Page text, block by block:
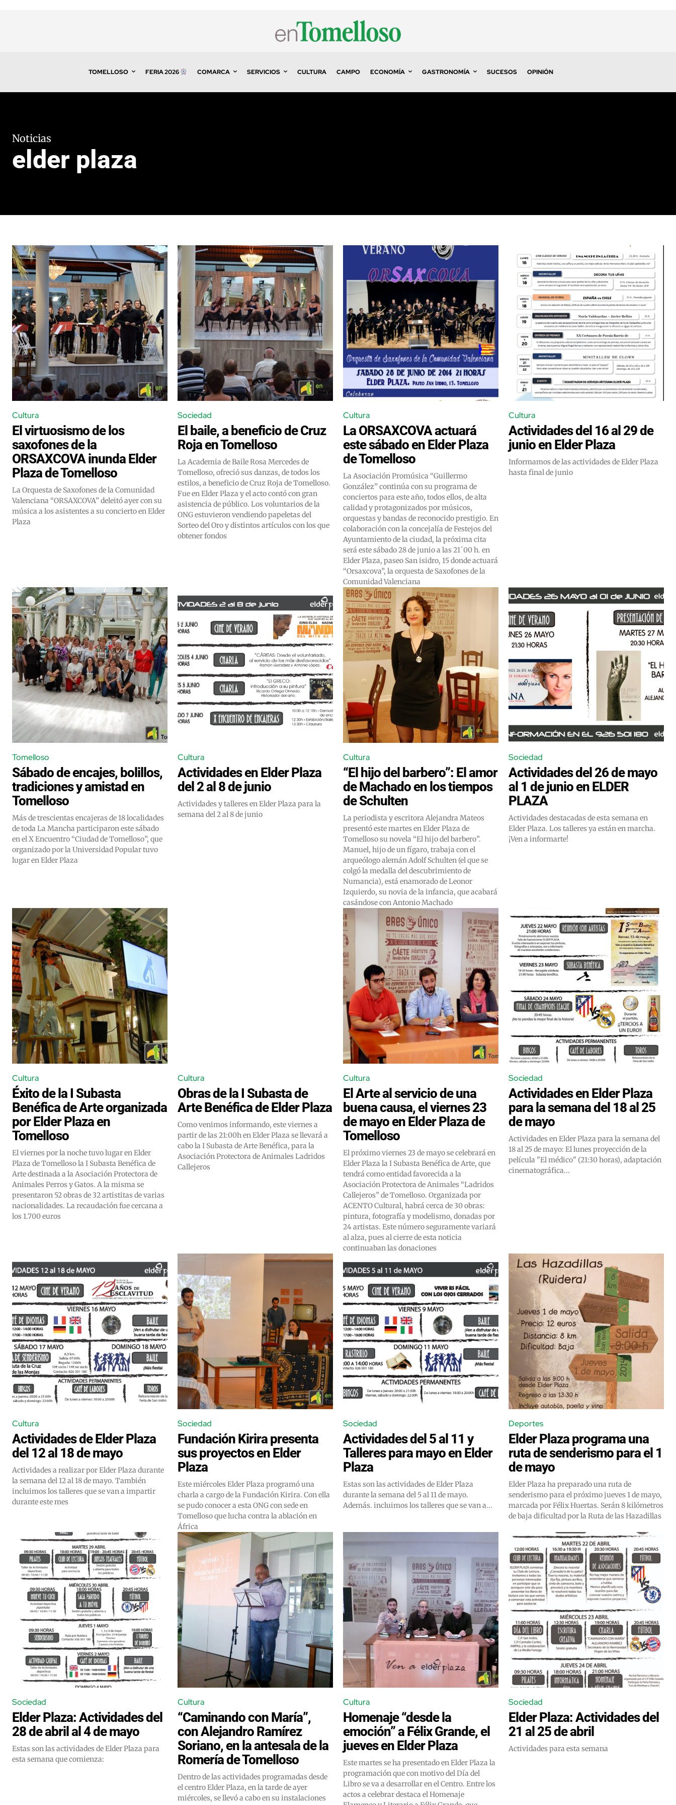
TOMELLOSO FERIA 2026 COMARCA SERVICIOS CULTURA CAMPO ECONOMÍA GASTRONOMÍA SUCESOS OPINIÓN
Noticias
elder plaza
Cultura
El virtuosismo de los
saxofones de la
ORSAXCOVA inunda Elder
Plaza de Tomelloso
La Orquesta de Saxofones de la Comunidad
Valenciana “ORSAXCOVA” deleitó ayer con su
música a los asistentes a su concierto en Elder
Plaza
Sociedad
El baile, a beneficio de Cruz
Roja en Tomelloso
La Academia de Baile Rosa Mercedes de
Tomelloso, ofreció sus danzas, de todos los
estilos, a beneficio de Cruz Roja de Tomelloso.
Fue en Elder Plaza y el acto contó con gran
asistencia de público. Los voluntarios de la
ONG estuvieron vendiendo papeletas del
Sorteo del Oro y distintos artículos con los que
obtener fondos
Cultura
La ORSAXCOVA actuará
este sábado en Elder Plaza
de Tomelloso
La Asociación Promúsica “Guillermo
González” continúa con su programa de
conciertos para este año, todos ellos, de alta
calidad y protagonizados por músicos,
orquestas y bandas de reconocido prestigio. En
colaboración con la concejalía de Festejos del
Ayuntamiento de la ciudad, la próxima cita
será este sábado 28 de junio a las 21´00 h. en
Elder Plaza, paseo San isidro, 15 donde actuará
“Orsaxcova”, la orquesta de Saxofones de la
Comunidad Valenciana
Cultura
Actividades del 16 al 29 de
junio en Elder Plaza
Informamos de las actividades de Elder Plaza
hasta final de junio
Tomelloso
Sábado de encajes, bolillos,
tradiciones y amistad en
Tomelloso
Más de trescientas encajeras de 18 localidades
de toda La Mancha participaron este sábado
en el X Encuentro “Ciudad de Tomelloso”, que
organizado por la Universidad Popular tuvo
lugar en Elder Plaza
Cultura
Actividades en Elder Plaza
del 2 al 8 de junio
Actividades y talleres en Elder Plaza para la
semana del 2 al 8 de junio
Cultura
“El hijo del barbero”: El amor
de Machado en los tiempos
de Schulten
La periodista y escritora Alejandra Mateos
presentó este martes en Elder Plaza de
Tomelloso su novela “El hijo del barbero”.
Manuel, hijo de un fígaro, trabaja con el
arqueólogo alemán Adolf Schulten (el que se
colgó la medalla del descubrimiento de
Numancia), está enamorado de Leonor
Izquierdo, su novia de la infancia, que acabará
casándose con Antonio Machado
Sociedad
Actividades del 26 de mayo
al 1 de junio en ELDER
PLAZA
Actividades destacadas de esta semana en
Elder Plaza. Los talleres ya están en marcha.
¡Ven a informarte!
Cultura
Éxito de la I Subasta
Benéfica de Arte organizada
por Elder Plaza en
Tomelloso
El viernes por la noche tuvo lugar en Elder
Plaza de Tomelloso la I Subasta Benéfica de
Arte destinada a la Asociación Protectora de
Animales Perros y Gatos. A la misma se
presentaron 52 obras de 32 artistitas de varias
nacionalidades. La recaudación fue cercana a
los 1.700 euros
Cultura
Obras de la I Subasta de
Arte Benéfica de Elder Plaza
Como venimos informando, este viernes a
partir de las 21:00h en Elder Plaza se llevará a
cabo la I Subasta de Arte Benéfica, para la
Asociación Protectora de Animales Ladridos
Callejeros
Cultura
El Arte al servicio de una
buena causa, el viernes 23
de mayo en Elder Plaza de
Tomelloso
El próximo viernes 23 de mayo se celebrará en
Elder Plaza la I Subasta Benéfica de Arte, que
tendrá como entidad favorecida a la
Asociación Protectora de Animales “Ladridos
Callejeros” de Tomelloso. Organizada por
ACENTO Cultural, habrá cerca de 30 obras:
pintura, fotografía y modelismo, donadas por
24 artistas. Este número seguramente variará
al alza, pues al cierre de esta noticia
continuaban las donaciones
Sociedad
Actividades en Elder Plaza
para la semana del 18 al 25
de mayo
Actividades en Elder Plaza para la semana del
18 al 25 de mayo: El lunes proyección de la
película "El médico" (21:30 horas), adaptación
cinematográfica...
Cultura
Actividades de Elder Plaza
del 12 al 18 de mayo
Actividades a realizar por Elder Plaza durante
la semana del 12 al 18 de mayo. También
incluimos los talleres que se van a impartir
durante este mes
Sociedad
Fundación Kirira presenta
sus proyectos en Elder
Plaza
Este miércoles Elder Plaza programó una
charla a cargo de la Fundación Kirira. Con ella
se pudo conocer a esta ONG con sede en
Tomelloso que lucha contra la ablación en
África
Sociedad
Actividades del 5 al 11 y
Talleres para mayo en Elder
Plaza
Estas son las actividades de Elder Plaza
durante la semana del 5 al 11 de mayo.
Además. incluimos los talleres que se van a...
Deportes
Elder Plaza programa una
ruta de senderismo para el 1
de mayo
Elder Plaza ha preparado una ruta de
senderismo para el próximo jueves 1 de mayo,
marcada por Félix Huertas. Serán 8 kilómetros
de baja dificultad por la Ruta de las Hazadillas
Sociedad
Elder Plaza: Actividades del
28 de abril al 4 de mayo
Estas son las actividades de Elder Plaza para
esta semana que comienza:
Cultura
“Caminando con María”,
con Alejandro Ramírez
Soriano, en la antesala de la
Romería de Tomelloso
Dentro de las actividades programadas desde
el centro Elder Plaza, en la tarde de ayer
miércoles, se llevó a cabo en su instalaciones
Cultura
Homenaje “desde la
emoción” a Félix Grande, el
jueves en Elder Plaza
Este martes se ha presentado en Elder Plaza la
programación que con motivo del Día del
Libro se va a desarrollar en el Centro. Entre los
actos a celebrar destaca el Homenaje
Sociedad
Elder Plaza: Actividades del
21 al 25 de abril
Actividades para esta semana